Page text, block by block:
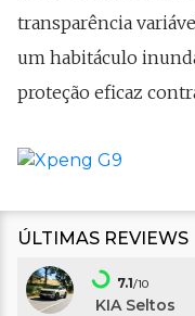
transparência
um habitáculo
proteção eficaz
ÚLTIMAS REVIEWS
7.1/10
KIA Seltos